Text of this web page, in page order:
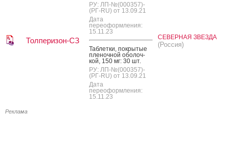
Толперизон-СЗ
РУ: ЛП-№(000357)-
(РГ-RU) от 13.09.21
Дата
переоформления:
15.11.23
Таб­летки, пок­ры­тые
пле­ноч­ной обо­лоч­
кой, 150 мг: 30 шт.
РУ: ЛП-№(000357)-
(РГ-RU) от 13.09.21
Дата
переоформления:
15.11.23
СЕВЕРНАЯ ЗВЕЗДА
(Россия)
Реклама